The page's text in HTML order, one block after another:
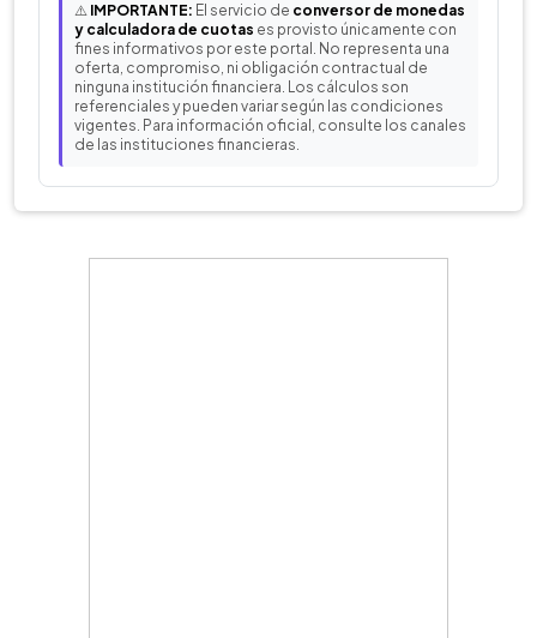
⚠️ IMPORTANTE: El servicio de conversor de monedas
y calculadora de cuotas es provisto únicamente con
fines informativos por este portal. No representa una
oferta, compromiso, ni obligación contractual de
ninguna institución financiera. Los cálculos son
referenciales y pueden variar según las condiciones
vigentes. Para información oficial, consulte los canales
de las instituciones financieras.